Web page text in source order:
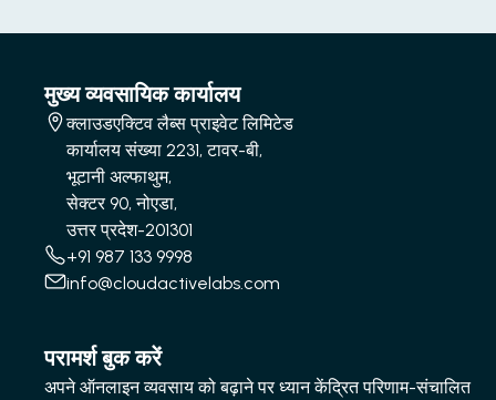
मुख्य व्यवसायिक कार्यालय
क्लाउडएक्टिव लैब्स प्राइवेट लिमिटेड
कार्यालय संख्या 2231, टावर-बी,
भूटानी अल्फाथुम,
सेक्टर 90, नोएडा,
उत्तर प्रदेश-201301
+91 987 133 9998
info@cloudactivelabs.com
परामर्श बुक करें
अपने ऑनलाइन व्यवसाय को बढ़ाने पर ध्यान केंद्रित परिणाम-संचालित